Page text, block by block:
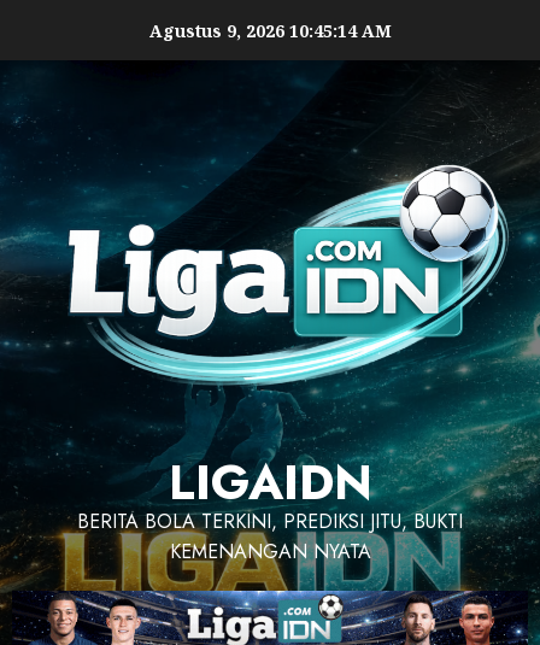
Agustus 9, 2026 10:45:15 AM
LIGAIDN
BERITA BOLA TERKINI, PREDIKSI JITU, BUKTI
KEMENANGAN NYATA